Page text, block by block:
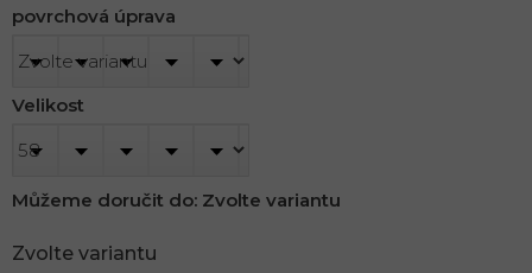
Zvolte variantu
povrchová úprava
Velikost
Můžeme doručit do: Zvolte variantu